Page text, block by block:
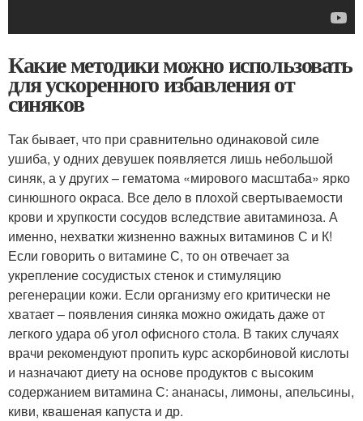
Какие методики можно использовать
для ускоренного избавления от
синяков
Так бывает, что при сравнительно одинаковой силе
ушиба, у одних девушек появляется лишь небольшой
синяк, а у других – гематома «мирового масштаба» ярко
синюшного окраса. Все дело в плохой свертываемости
крови и хрупкости сосудов вследствие авитаминоза. А
именно, нехватки жизненно важных витаминов С и К!
Если говорить о витамине С, то он отвечает за
укрепление сосудистых стенок и стимуляцию
регенерации кожи. Если организму его критически не
хватает – появления синяка можно ожидать даже от
легкого удара об угол офисного стола. В таких случаях
врачи рекомендуют пропить курс аскорбиновой кислоты
и назначают диету на основе продуктов с высоким
содержанием витамина С: ананасы, лимоны, апельсины,
киви, квашеная капуста и др.